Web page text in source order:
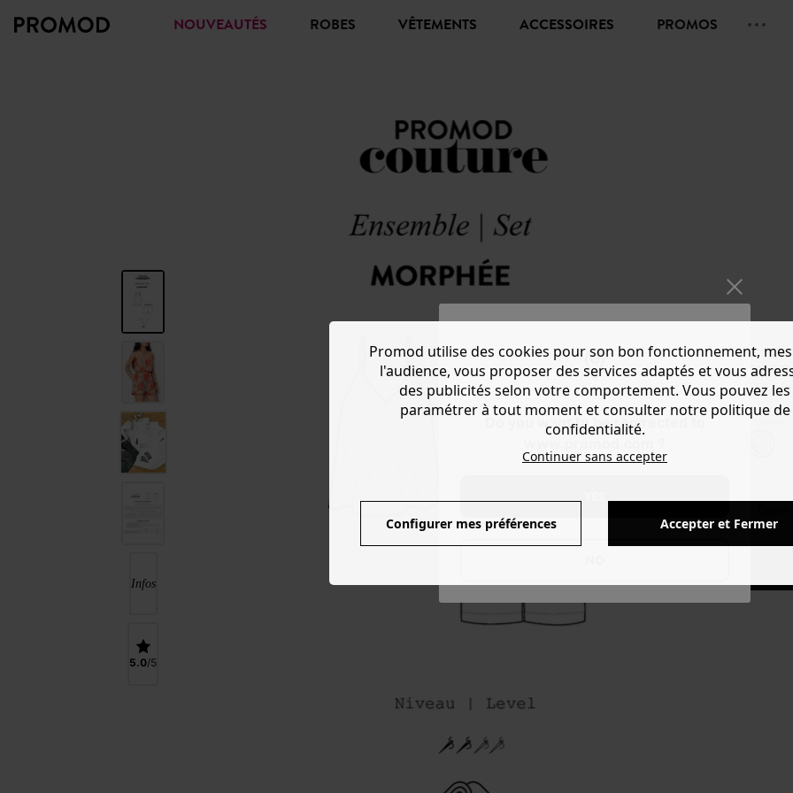
Do you want to be redirected to
NOUVEAUTÉS ROBES VÊTEMENTS ACCESSOIRES PROMOS
Infos
5.0
CHF
Couleur :
Promod utilise des cookies pour son bon fonctionnement,
l'audience, vous proposer des services adaptés et vous
des publicités selon votre comportement. Vous pouvez les
paramétrer à tout moment et consulter notre politique de
confidentialité.
Continuer sans accepter
Configurer mes préférences Accepter et Fermer